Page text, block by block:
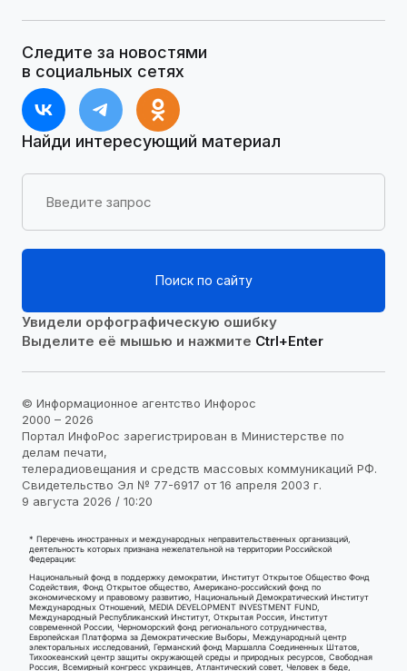
Следите за новостями
в социальных сетях
Найди интересующий материал
Поиск по сайту
Увидели орфографическую ошибку
Выделите её мышью и нажмите Ctrl+Enter
© Информационное агентство Инфорос
2000 – 2026
Портал ИнфоРос зарегистрирован в Министерстве по
делам печати,
телерадиовещания и средств массовых коммуникаций РФ.
Свидетельство Эл № 77-6917 от 16 апреля 2003 г.
9 августа 2026 / 10:20